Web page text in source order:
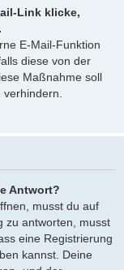
Link klicke,
E-Mail-Funktion
diese von der
Maßnahme soll
Antwort?
musst du auf
zu antworten, musst
eine Registrierung
kannst. Deine